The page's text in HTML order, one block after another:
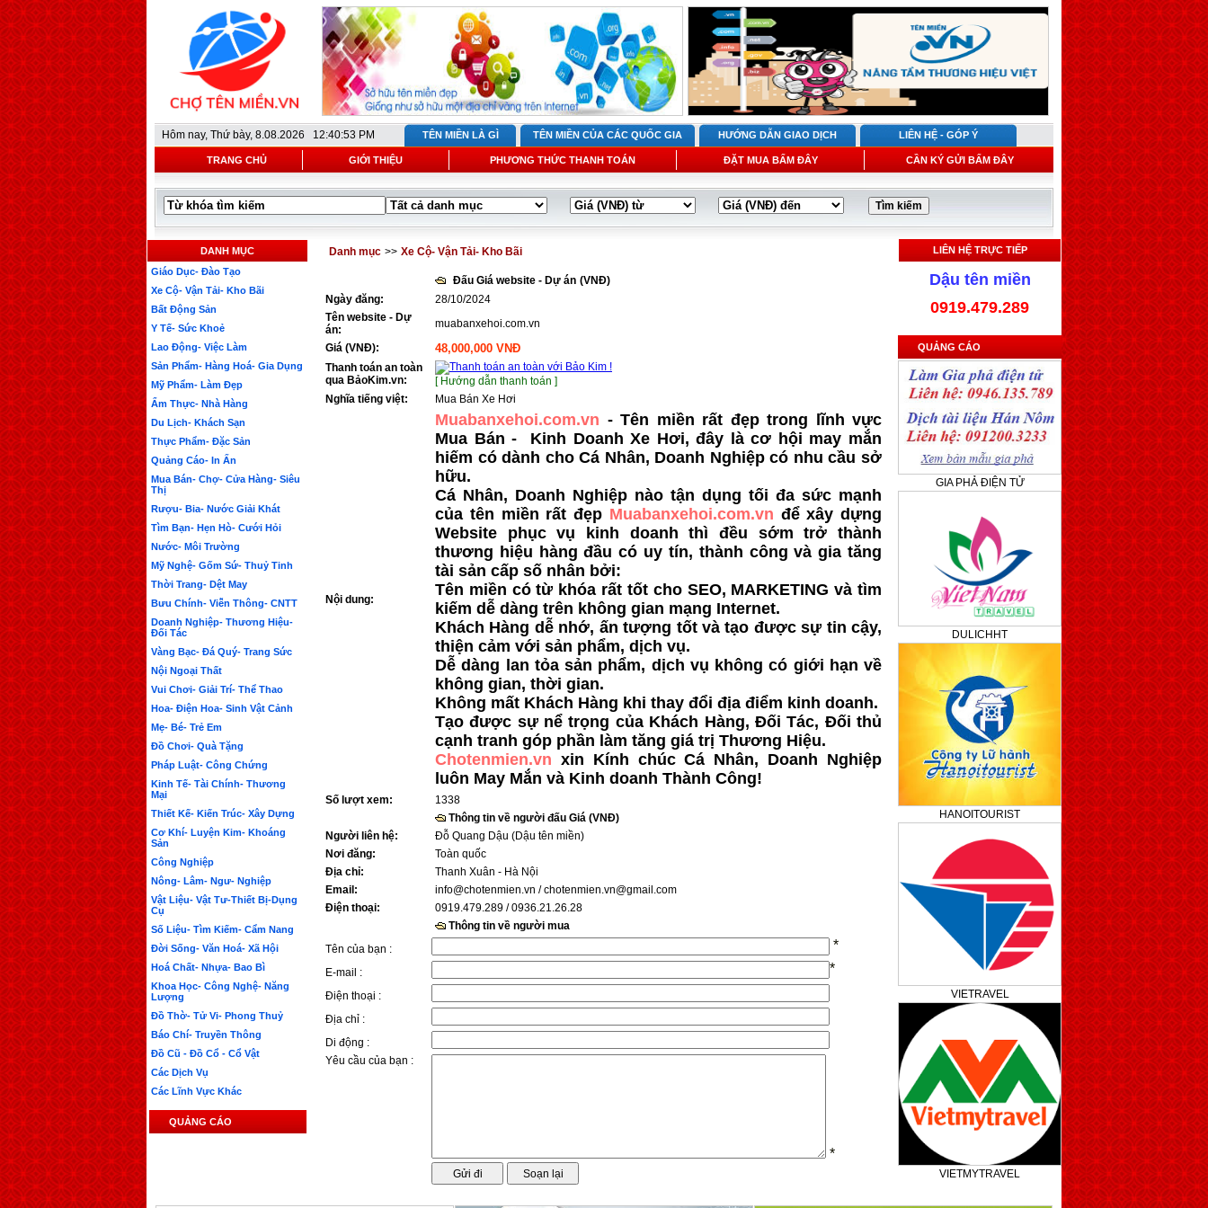
Hôm nay, Thứ bày, 8.08.2026 12:40:53 PM TÊN MIỀN LÀ GÌ TÊN MIỀN CỦA CÁC QUỐC GIA HƯỚNG DẪN GIAO DỊCH LIÊN HỆ - GÓP Ý
TRANG CHỦ GIỚI THIỆU PHƯƠNG THỨC THANH TOÁN ĐẶT MUA BẤM ĐÂY CẦN KÝ GỬI BẤM ĐÂY
DANH MỤC
Giáo Dục- Đào Tạo
Xe Cộ- Vận Tải- Kho Bãi
Bất Động Sản
Y Tế- Sức Khoẻ
Lao Động- Việc Làm
Sản Phẩm- Hàng Hoá- Gia Dụng
Mỹ Phẩm- Làm Đẹp
Ẩm Thực- Nhà Hàng
Du Lịch- Khách Sạn
Thực Phẩm- Đặc Sản
Quảng Cáo- In Ấn
Mua Bán- Chợ- Cửa Hàng- Siêu
Thị
Rượu- Bia- Nước Giải Khát
Tìm Bạn- Hẹn Hò- Cưới Hỏi
Nước- Môi Trường
Mỹ Nghệ- Gốm Sứ- Thuỷ Tinh
Thời Trang- Dệt May
Bưu Chính- Viễn Thông- CNTT
Doanh Nghiệp- Thương Hiệu-
Đối Tác
Vàng Bạc- Đá Quý- Trang Sức
Nội Ngoại Thất
Vui Chơi- Giải Trí- Thể Thao
Hoa- Điện Hoa- Sinh Vật Cảnh
Mẹ- Bé- Trẻ Em
Đồ Chơi- Quà Tặng
Pháp Luật- Công Chứng
Kinh Tế- Tài Chính- Thương
Mại
Thiết Kế- Kiến Trúc- Xây Dựng
Cơ Khí- Luyện Kim- Khoáng
Sản
Công Nghiệp
Nông- Lâm- Ngư- Nghiệp
Vật Liệu- Vật Tư-Thiết Bị-Dụng
Cụ
Số Liệu- Tìm Kiếm- Cẩm Nang
Đời Sống- Văn Hoá- Xã Hội
Hoá Chất- Nhựa- Bao Bì
Khoa Học- Công Nghệ- Năng
Lượng
Đồ Thờ- Tử Vi- Phong Thuỷ
Báo Chí- Truyền Thông
Đồ Cũ - Đồ Cổ - Cổ Vật
Các Dịch Vụ
Các Lĩnh Vực Khác
QUẢNG CÁO
Danh mục >> Xe Cộ- Vận Tải- Kho Bãi
Đấu Giá website - Dự án (VNĐ)
Ngày đăng:
28/10/2024
Tên website - Dự
án:
muabanxehoi.com.vn
Giá (VNĐ):
48,000,000 VNĐ
Thanh toán an toàn
qua BảoKim.vn:
[ Hướng dẫn thanh toán ]
Nghĩa tiếng việt:
Mua Bán Xe Hơi
Nội dung:
Muabanxehoi.com.vn - Tên miền rất đẹp trong lĩnh vực
Mua Bán - Kinh Doanh Xe Hơi, đây là cơ hội may mắn
hiếm có dành cho Cá Nhân, Doanh Nghiệp có nhu cầu sở
hữu.
Cá Nhân, Doanh Nghiệp nào tận dụng tối đa sức mạnh
của tên miền rất đẹp Muabanxehoi.com.vn để xây dựng
Website phục vụ kinh doanh thì đều sớm trở thành
thương hiệu hàng đầu có uy tín, thành công và gia tăng
tài sản cấp số nhân bởi:
Tên miền có từ khóa rất tốt cho SEO, MARKETING và tìm
kiếm dễ dàng trên không gian mạng Internet.
Khách Hàng dễ nhớ, ấn tượng tốt và tạo được sự tin cậy,
thiện cảm với sản phẩm, dịch vụ.
Dễ dàng lan tỏa sản phẩm, dịch vụ không có giới hạn về
không gian, thời gian.
Không mất Khách Hàng khi thay đổi địa điểm kinh doanh.
Tạo được sự nể trọng của Khách Hàng, Đối Tác, Đối thủ
cạnh tranh góp phần làm tăng giá trị Thương Hiệu.
Chotenmien.vn xin Kính chúc Cá Nhân, Doanh Nghiệp
luôn May Mắn và Kinh doanh Thành Công!
Số lượt xem:
1338
Thông tin về người đấu Giá (VNĐ)
Người liên hệ:
Đỗ Quang Dậu (Dậu tên miền)
Nơi đăng:
Toàn quốc
Địa chỉ:
Thanh Xuân - Hà Nội
Email:
info@chotenmien.vn / chotenmien.vn@gmail.com
Điện thoại:
0919.479.289 / 0936.21.26.28
Thông tin về người mua
Tên của bạn :
*
E-mail : *
Điện thoại :
Địa chỉ :
Di động :
Yêu cầu của bạn :
*
LIÊN HỆ TRỰC TIẾP
Dậu tên miền
0919.479.289
QUẢNG CÁO
GIA PHẢ ĐIỆN TỬ
DULICHHT
HANOITOURIST
VIETRAVEL
VIETMYTRAVEL